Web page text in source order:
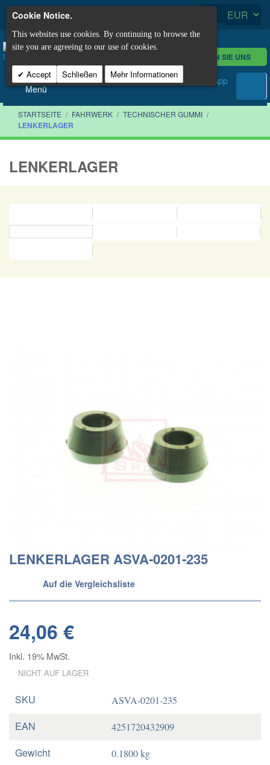
KONTAKTIEREN SIE UNS
Menü
STARTSEITE / FAHRWERK / TECHNISCHER GUMMI /
LENKERLAGER
LENKERLAGER
LENKERLAGER ASVA-0201-235
Auf die Vergleichsliste
24,06 €
Inkl. 19% MwSt.
NICHT AUF LAGER
SKU ASVA-0201-235
EAN 4251720432909
Gewicht 0.1800 kg
Cookie Notice.
This websites use cookies. By continuing to browse the
site you are agreeing to our use of cookies.
Accept Schließen Mehr Informationen